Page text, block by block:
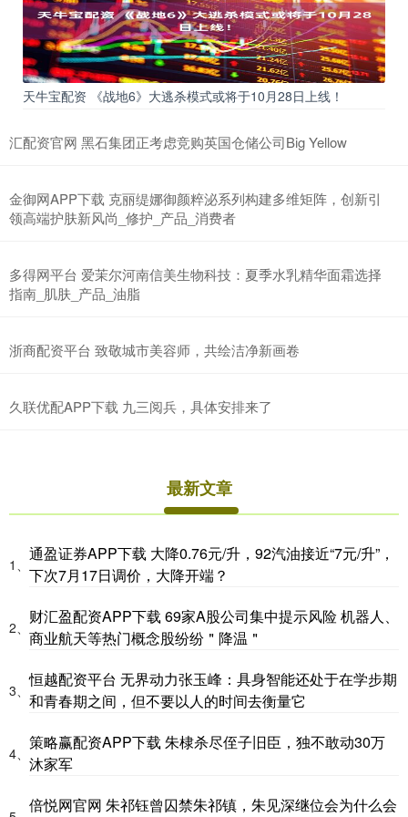
天牛宝配资 《战地6》大逃杀模式或将于10月28日上线！
汇配资官网 黑石集团正考虑竞购英国仓储公司Big Yellow
金御网APP下载 克丽缇娜御颜粹泌系列构建多维矩阵，创新引
领高端护肤新风尚_修护_产品_消费者
多得网平台 爱茉尔河南信美生物科技：夏季水乳精华面霜选择
指南_肌肤_产品_油脂
浙商配资平台 致敬城市美容师，共绘洁净新画卷
久联优配APP下载 九三阅兵，具体安排来了
最新文章
1、
通盈证券APP下载 大降0.76元/升，92汽油接近“7元/升”，
下次7月17日调价，大降开端？
2、
财汇盈配资APP下载 69家A股公司集中提示风险 机器人、
商业航天等热门概念股纷纷＂降温＂
3、
恒越配资平台 无界动力张玉峰：具身智能还处于在学步期
和青春期之间，但不要以人的时间去衡量它
4、
策略赢配资APP下载 朱棣杀尽侄子旧臣，独不敢动30万
沐家军
倍悦网官网 朱祁钰曾囚禁朱祁镇，朱见深继位会为什么会